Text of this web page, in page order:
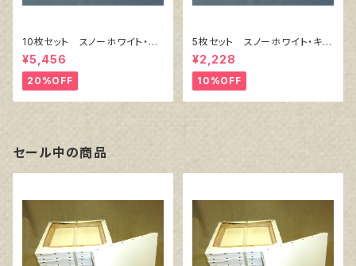
10枚セット スノーホワイト・キ
ャンバスボード F6 サイズ
410㎜x318㎜
¥5,456
20%OFF
5枚セット スノーホワイト・キャ
ンバスボード F4 サイズ 3
33㎜x242㎜
¥2,228
10%OFF
セール中の商品